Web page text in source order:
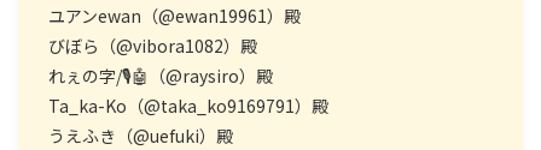
ユアンewan（@ewan19961）殿
びぼら（@vibora1082）殿
れぇの字/🎙️🤖（@raysiro）殿
Ta_ka-Ko（@taka_ko9169791）殿
うえふき（@uefuki）殿